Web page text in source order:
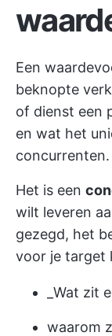
Een
beknopte
of dienst een
en wat het
concurrenten.
Het is een
wilt leveren
gezegd, het
voor je target
_Wat zit
waarom